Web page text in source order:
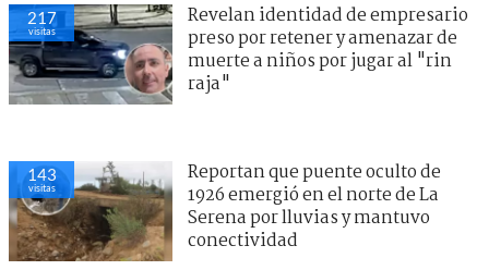
217
visitas
Revelan identidad de empresario
preso por retener y amenazar de
muerte a niños por jugar al "rin
raja"
143
visitas
Reportan que puente oculto de
1926 emergió en el norte de La
Serena por lluvias y mantuvo
conectividad